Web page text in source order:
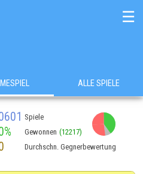
☰
ALLE SPIELE
Spiele
Gewonnen (12217)
Durchschn. Gegnerbewertung